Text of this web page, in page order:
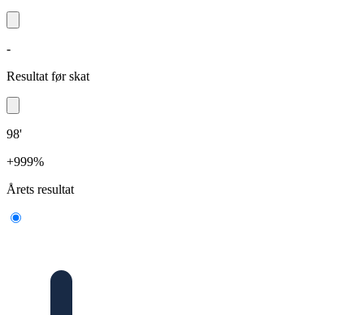
-
Resultat før skat
98'
+999%
Årets resultat